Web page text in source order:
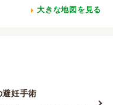
大きな地図を見る
避妊手術